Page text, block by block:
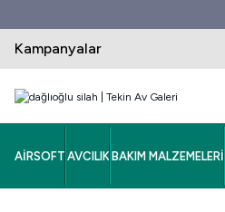
Kampanyalar
AİRSOFT AVCILIK BAKIM MALZEMELERİ